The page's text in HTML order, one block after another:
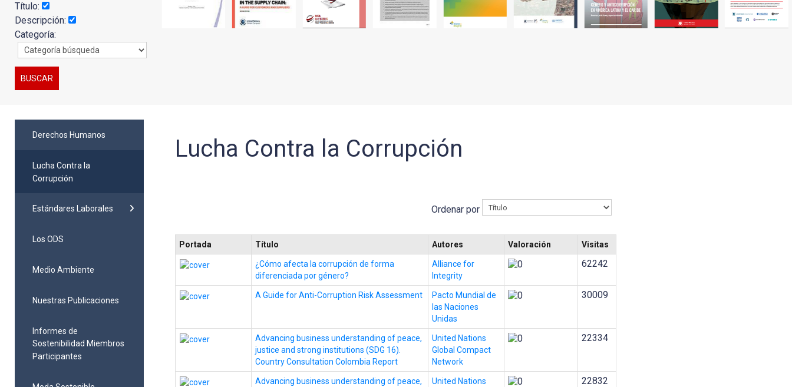
Título:
Descripción:
Categoría:
Derechos Humanos
Lucha Contra la
Corrupción
Estándares Laborales
Los ODS
Medio Ambiente
Nuestras Publicaciones
Informes de
Sostenibilidad Miembros
Participantes
Lucha Contra la Corrupción
Ordenar por
Portada Título Autores Valoración Visitas
¿Cómo afecta la corrupción de forma
diferenciada por género?
Alliance for
Integrity
62242
A Guide for Anti-Corruption Risk Assessment
Pacto Mundial de
las Naciones
Unidas
30009
Advancing business understanding of peace,
justice and strong institutions (SDG 16).
Country Consultation Colombia Report
United Nations
Global Compact
Network
22334
Advancing business understanding of peace,
United Nations
22832